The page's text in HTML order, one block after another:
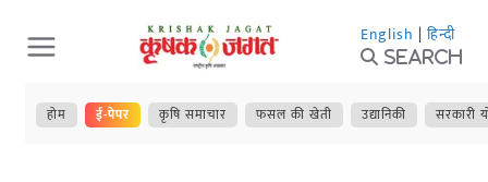
Skip
to
content
English | हिन्दी
Search
होम ई-पेपर कृषि समाचार फसल की खेती उद्यानिकी सरकारी